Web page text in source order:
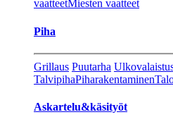
vaatteetMiesten vaatteet
Piha
Grillaus Puutarha
TalvipihaPiharakentaminen
Askartelu&käsityöt